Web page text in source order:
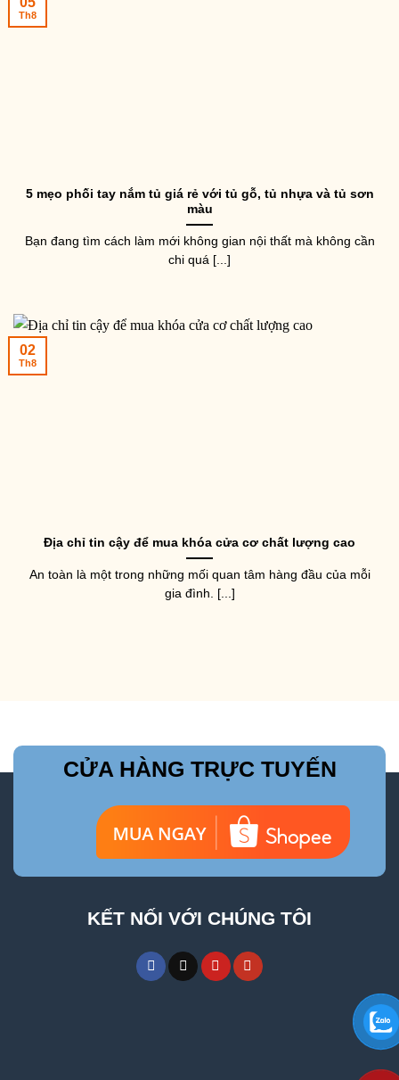
5 mẹo phối tay nắm tủ giá rẻ với tủ gỗ, tủ nhựa và tủ sơn
màu
Bạn đang tìm cách làm mới không gian nội thất mà không cần
chi quá [...]
Th8
Địa chỉ tin cậy để mua khóa cửa cơ chất lượng cao
An toàn là một trong những mối quan tâm hàng đầu của mỗi
gia đình. [...]
02
Th8
CỬA HÀNG TRỰC TUYẾN
KẾT NỐI VỚI CHÚNG TÔI